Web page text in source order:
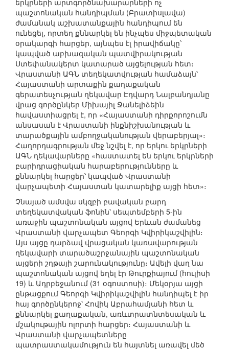
երկրների արտգործնախարարների ոչ
պաշտոնական հանդիպման (Բրատիսլավա)
ժամանակ աշխատանքային հանդիպում են
ունեցել, որտեղ քննարկել են ինչպես միջպետական
օրակարգի հարցեր, այնպես էլ իրավիճակը՝
կապված աբխազական պատվիրակության
Ստեփանակերտ կատարած այցելության հետ։
Վրաստանի ԱԳՆ տեղեկատվության համաձայն՝
Հայաստանի արտաքին քաղաքական
գերատեսչության ղեկավար Էդվարդ Նալբանդյանը
վրաց գործընկեր Միխայիլ Ջանելիձեին
հավաստիացրել է, որ «Հայաստանի դիրքորոշումն
անսասան է Վրաստանի ինքնիշխանության և
տարածքային ամբողջականության վերաբերյալ»։
Հաղորդագրության մեջ նշվել է, որ երկու երկրների
ԱԳՆ ղեկավարները «հաստատել են երկու երկրների
բարիդրացիական հարաբերությունները և
քննարկել հարցեր՝ կապված Վրաստանի
վարչապետի Հայաստան կատարելիք այցի հետ»։
Չնայած ամսվա սկզբի բավական բարդ
տեղեկատվական ֆոնին՝ սեպտեմբերի 5-ին
առաջին պաշտոնական այցով Երևան ժամանեց
Վրաստանի վարչապետ Գեորգի Կվիրիկաշվիլին։
Այս այցը դարձավ վրացական կառավարության
ղեկավարի տարածաշրջանային պաշտոնական
այցերի շղթայի շարունակությունը։ Ավելի վաղ նա
պաշտոնական այցով եղել էր Թուրքիայում (հուլիսի
19) և Ադրբեջանում (31 օգոստոսի)։ Մեկօրյա այցի
ընթացքում Գեորգի Կվիրիկաշվիլին հանդիպել է իր
հայ գործընկերոջ՝ Հովիկ Աբրահամյանի հետ և
քննարկել քաղաքական, առևտրատնտեսական և
մշակութային ոլորտի հարցեր։ Հայաստանի և
Վրաստանի վարչապետները
պատրաստակամություն են հայտնել առավել մեծ